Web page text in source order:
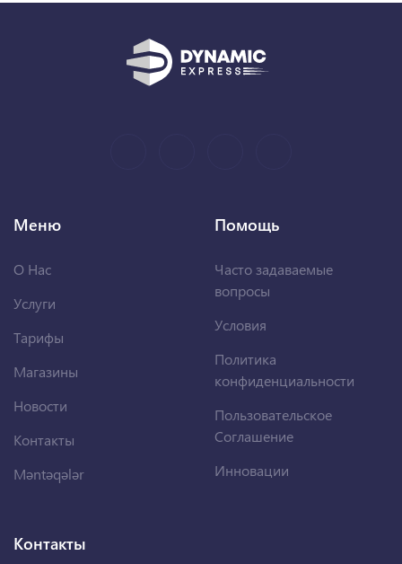
Меню
О Нас
Услуги
Тарифы
Магазины
Новости
Контакты
Məntəqələr
Помощь
Часто задаваемые
вопросы
Условия
Политика
конфиденциальности
Пользовательское
Соглашение
Инновации
Контакты